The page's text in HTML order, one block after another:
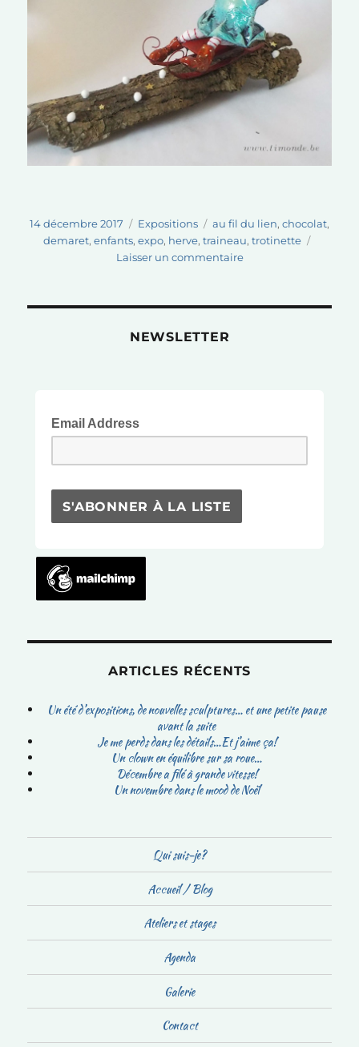
Publié
14 décembre 2017 Catégories
Expositions Étiquettes
au fil du lien, chocolat,
demaret, enfants, expo, herve, traineau, trotinette
Laisser un commentairesur
« Au
NEWSLETTER
Email Address
ARTICLES RÉCENTS
Un été d’expositions, de nouvelles sculptures… et une petite pause
avant la suite
Je me perds dans les détails…Et j’aime ça!
Un clown en équilibre sur sa roue…
Décembre a filé à grande vitesse!
Un novembre dans le mood de Noël
Qui suis-je?
Accueil / Blog
Ateliers et stages
Agenda
Galerie
Contact